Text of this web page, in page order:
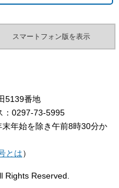
スマートフォン版を表示
5139番地
0297-73-5995
年始を除き午前8時30分か
とは）
Rights Reserved.